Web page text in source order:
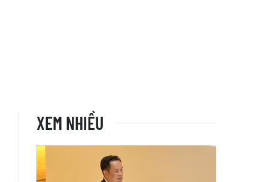
XEM NHIỀU